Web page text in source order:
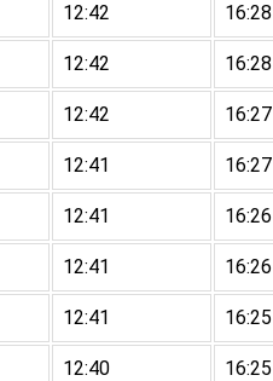
12:42 16:28
12:42 16:28
12:42 16:27
12:41 16:27
12:41 16:26
12:41 16:26
12:41 16:25
12:40 16:25